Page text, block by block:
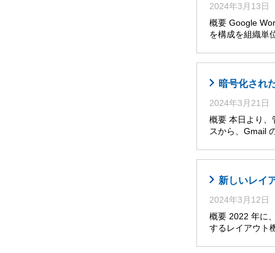
2024年3月13日
概要 Google
を構成を組織単
暗号化され
2024年3月21日
概要 本日より
スから、Gmail
新しいレイ
2024年3月12日
概要 2022 年に
するレイアウト